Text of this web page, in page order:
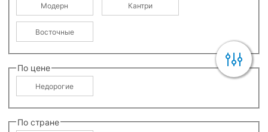
Модерн Кантри
Восточные
По цене
Недорогие
По стране